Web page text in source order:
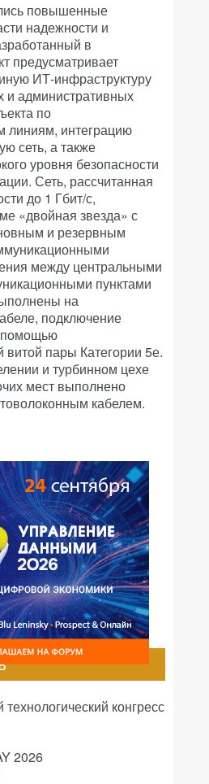
повышенные
надежности и
в
предусматривает
ИТ-инфраструктуру
и административных
по
линиям, интеграцию
сеть, а также
уровня безопасности
Сеть, рассчитанная
до 1 Гбит/с,
«двойная звезда» с
и резервным
между центральными
пунктами
на
подключение
помощью
витой пары Категории 5е.
и турбинном цехе
мест выполнено
кабелем.
конгресс
2026